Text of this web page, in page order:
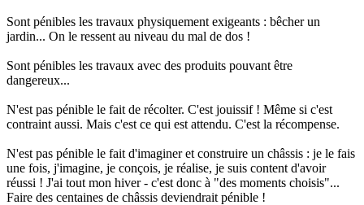
Sont pénibles les travaux physiquement exigeants : bêcher un
jardin... On le ressent au niveau du mal de dos !
Sont pénibles les travaux avec des produits pouvant être
dangereux...
N'est pas pénible le fait de récolter. C'est jouissif ! Même si c'est
contraint aussi. Mais c'est ce qui est attendu. C'est la récompense.
N'est pas pénible le fait d'imaginer et construire un châssis : je le fais
une fois, j'imagine, je conçois, je réalise, je suis content d'avoir
réussi ! J'ai tout mon hiver - c'est donc à "des moments choisis"...
Faire des centaines de châssis deviendrait pénible !